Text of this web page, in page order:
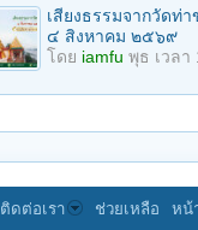
เสียงธรรมจากวัดท่
๔ สิงหาคม ๒๕๖๙
โดย iamfu พุธ เวลา
ติดต่อเรา ช่วยเหลือ หน้